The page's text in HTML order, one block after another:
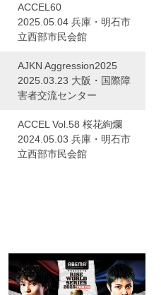
ACCEL60
2025.05.04 兵庫・明石市
立西部市民会館
AJKN Aggression2025
2025.03.23 大阪・国際障
害者交流センター
ACCEL Vol.58 桜花絢爛
2024.05.03 兵庫・明石市
立西部市民会館